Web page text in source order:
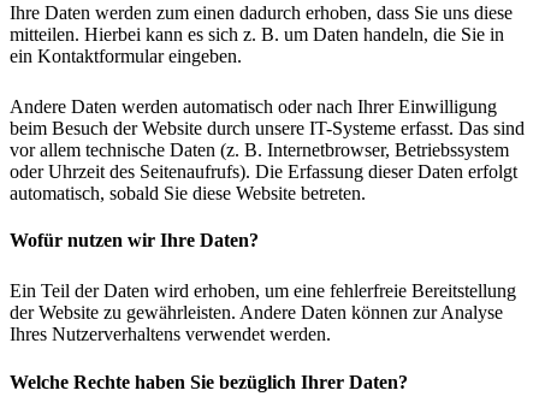
Ihre Daten werden zum einen dadurch erhoben, dass Sie uns diese
mitteilen. Hierbei kann es sich z. B. um Daten handeln, die Sie in
ein Kontaktformular eingeben.
Andere Daten werden automatisch oder nach Ihrer Einwilligung
beim Besuch der Website durch unsere IT-Systeme erfasst. Das sind
vor allem technische Daten (z. B. Internetbrowser, Betriebssystem
oder Uhrzeit des Seitenaufrufs). Die Erfassung dieser Daten erfolgt
automatisch, sobald Sie diese Website betreten.
Wofür nutzen wir Ihre Daten?
Ein Teil der Daten wird erhoben, um eine fehlerfreie Bereitstellung
der Website zu gewährleisten. Andere Daten können zur Analyse
Ihres Nutzerverhaltens verwendet werden.
Welche Rechte haben Sie bezüglich Ihrer Daten?